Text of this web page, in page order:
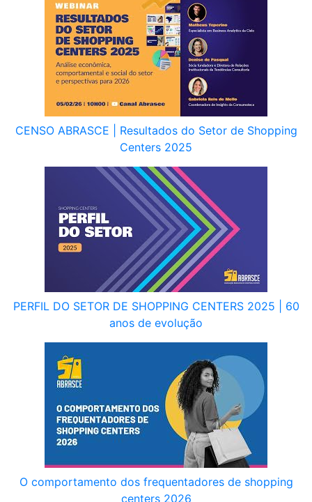
CENSO ABRASCE | Resultados do Setor de Shopping
Centers 2025
PERFIL DO SETOR DE SHOPPING CENTERS 2025 | 60
anos de evolução
O comportamento dos frequentadores de shopping
centers 2026